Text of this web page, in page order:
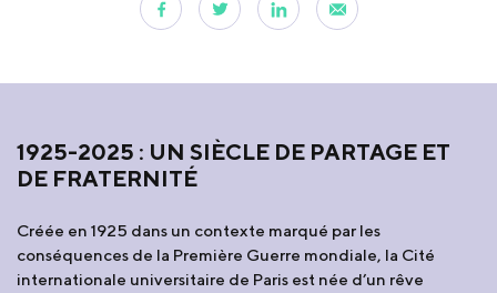
1925-2025 : UN SIÈCLE DE PARTAGE ET
DE FRATERNITÉ
Créée en 1925 dans un contexte marqué par les
conséquences de la Première Guerre mondiale, la Cité
internationale universitaire de Paris est née d’un rêve